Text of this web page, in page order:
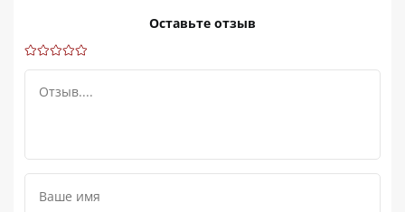
Оставьте отзыв